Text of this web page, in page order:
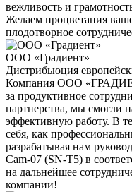
вежливость и
Желаем процветания
плодотворное
ООО «Градиент»
Дистрибьюция
Компания ООО
за продуктивное
партнерства, мы смогли
эффективную работу. В
себя, как
разрабатывая нам
Cam-07 (SN-T5) в
на дальнейшее
компании!